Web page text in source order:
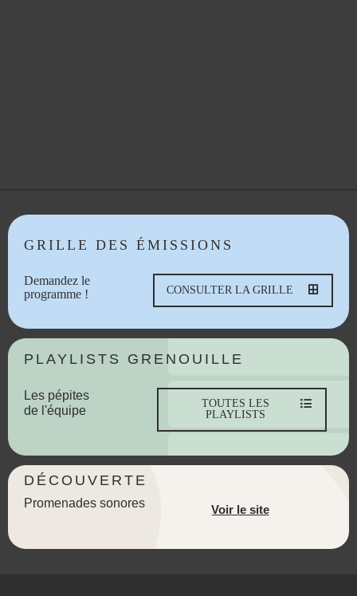
GRILLE DES ÉMISSIONS
Demandez le
programme !
CONSULTER LA GRILLE
PLAYLISTS GRENOUILLE
Les pépites
de l'équipe
TOUTES LES
PLAYLISTS
DÉCOUVERTE
Promenades sonores Voir le site